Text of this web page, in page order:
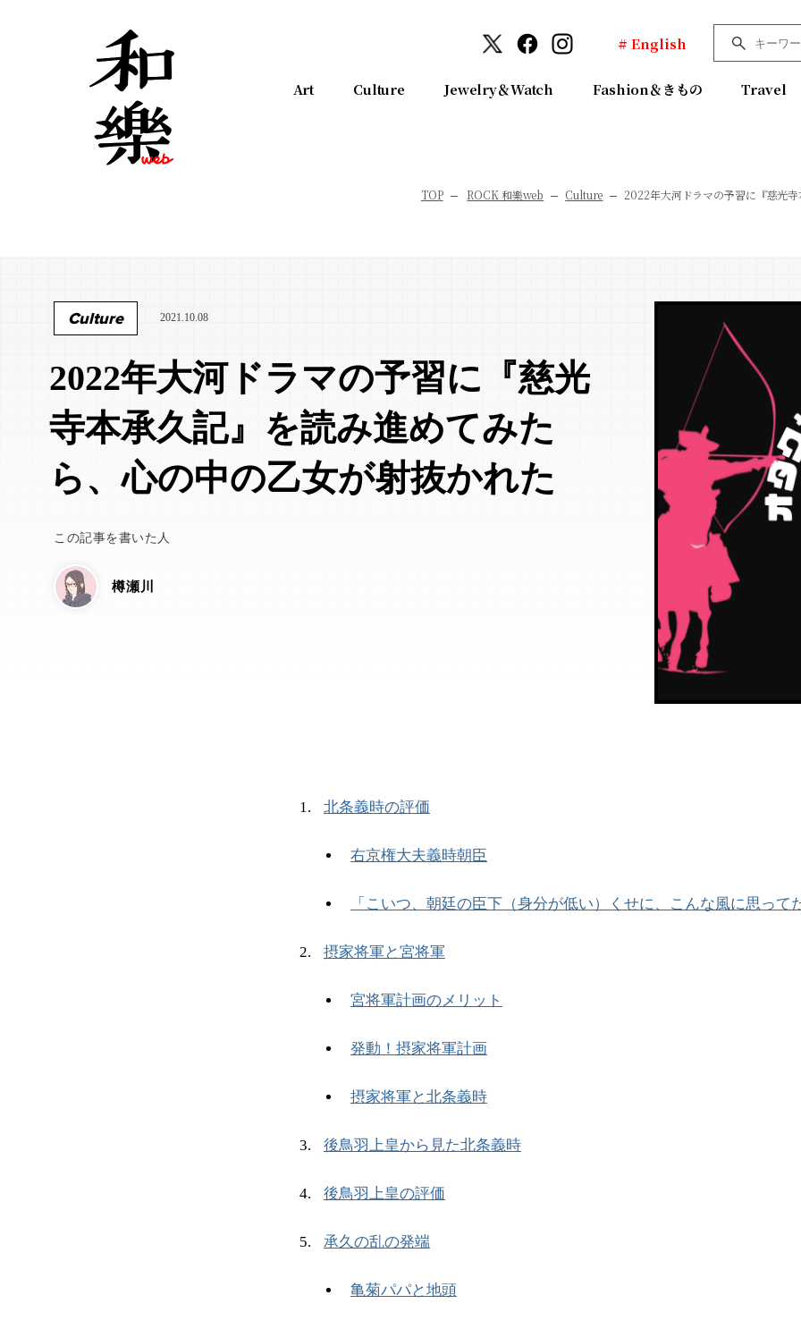
# English
Art Culture Jewelry＆Watch Fashion＆きもの Travel
TOP ROCK 和樂web Culture 2022年大河ドラマの予習に『慈光
Culture 2021.10.08
2022年大河ドラマの予習に『慈光
寺本承久記』を読み進めてみた
ら、心の中の乙女が射抜かれた
この記事を書いた人
樽瀬川
北条義時の評価
右京権大夫義時朝臣
「こいつ、朝廷の臣下（身分が低い）くせに、こんな風に思って
摂家将軍と宮将軍
宮将軍計画のメリット
発動！摂家将軍計画
摂家将軍と北条義時
後鳥羽上皇から見た北条義時
後鳥羽上皇の評価
承久の乱の発端
亀菊パパと地頭